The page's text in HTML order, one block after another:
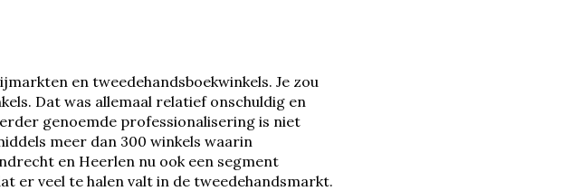
en tweedehandsboekwinkels. Je zou
Dat was allemaal relatief onschuldig en
genoemde professionalisering is niet
meer dan 300 winkels waarin
en Heerlen nu ook een segment
er veel te halen valt in de tweedehandsmarkt.